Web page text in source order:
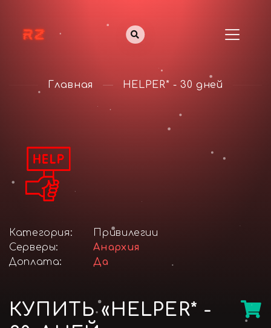
Главная HELPER* - 30 дней
Категория:
Привилегии
Серверы:
Анархия
Доплата:
Да
КУПИТЬ «HELPER* -